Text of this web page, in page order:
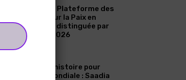
Sénégal : La Plateforme des
Femmes pour la Paix en
Casamance distinguée par
le Prix ICIP 2026
Une page d’histoire pour
l’aviation mondiale : Saadia